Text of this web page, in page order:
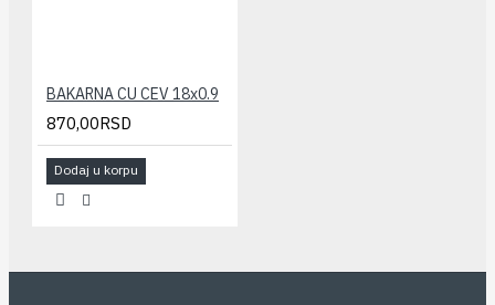
BAKARNA CU CEV 18x0.9
870,00RSD
Dodaj u korpu